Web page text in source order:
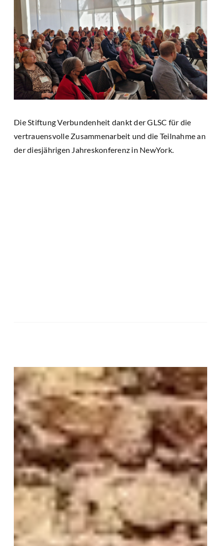
Die Stiftung Verbundenheit dankt der GLSC für die
vertrauensvolle Zusammenarbeit und die Teilnahme an
der diesjährigen Jahreskonferenz in NewYork.